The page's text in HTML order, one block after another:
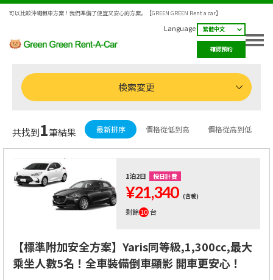
可以比較沖繩租車方案！我們準備了便宜又安心的方案。【GREEN GREEN Rent a car】
Language
確認預約
検索変更
共找到1筆結果 最新排序 價格從低到高 價格從高到低
1泊2日 按日計費
¥21,340 (含稅)
剩餘10 台
【標準附加安全方案】Yaris同等級,1,300cc,最大
乘坐人數5名！全車裝備倒車顯影 開車更安心！